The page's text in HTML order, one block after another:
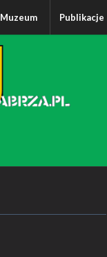
Muzeum Publikacje